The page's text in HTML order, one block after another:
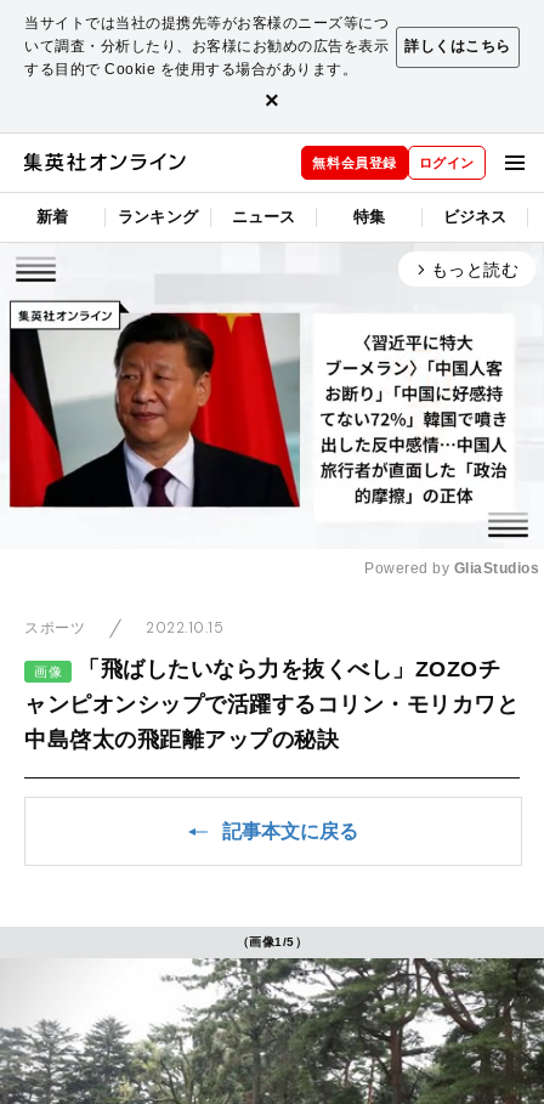
当サイトでは当社の提携先等がお客様のニーズ等につ
いて調査・分析したり、お客様にお勧めの広告を表示
する目的で Cookie を使用する場合があります。
詳しくはこちら
×
無料会員登録 ログイン
新着 ランキング ニュース 特集 ビジネス
arrow_forward_ios もっと読む
Powered by GliaStudios
スポーツ 2022.10.15
画像
「飛ばしたいなら力を抜くべし」ZOZOチ
ャンピオンシップで活躍するコリン・モリカワと
中島啓太の飛距離アップの秘訣
記事本文に戻る
（画像1/5）